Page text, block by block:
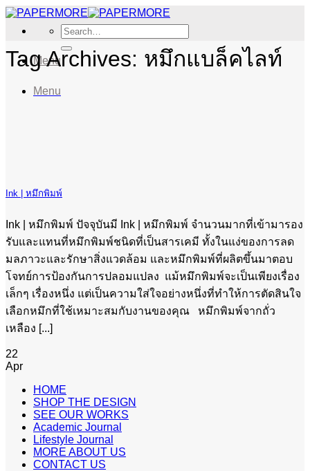
Skip
content
Search
for:
Menu
Menu
Tag Archives: หมึกแบล็คไลท์
Ink | หมึกพิมพ์
Ink | หมึกพิมพ์ ปัจจุบันมี Ink | หมึกพิมพ์ จำนวนมากที่เข้ามารอง
รับและแทนที่หมึกพิมพ์ชนิดที่เป็นสารเคมี ทั้งในแง่ของการลด
มลภาวะและรักษาสิ่งแวดล้อม และหมึกพิมพ์ที่ผลิตขึ้นมาตอบ
โจทย์การป้องกันการปลอมแปลง แม้หมึกพิมพ์จะเป็นเพียงเรื่อง
เล็กๆ เรื่องหนึ่ง แต่เป็นความใส่ใจอย่างหนึ่งที่ทำให้การตัดสินใจ
เลือกหมึกที่ใช้เหมาะสมกับงานของคุณ หมึกพิมพ์จากถั่ว
เหลือง [...]
22
Apr
HOME
SHOP THE DESIGN
SEE OUR WORKS
Academic Journal
Lifestyle Journal
MORE ABOUT US
CONTACT US